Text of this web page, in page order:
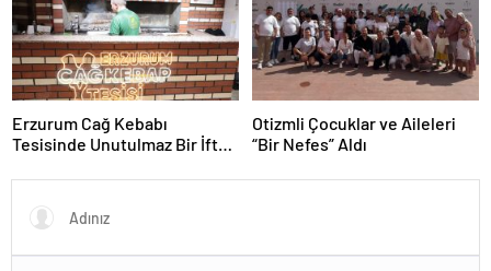
Erzurum Cağ Kebabı
Tesisinde Unutulmaz Bir İftar
Otizmli Çocuklar ve Aileleri
“Bir Nefes” Aldı